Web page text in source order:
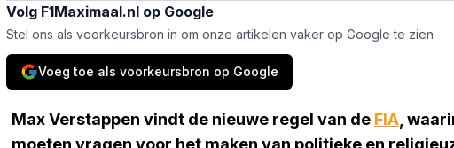
Volg F1Maximaal.nl op Google
Stel ons als voorkeursbron in om onze artikelen vaker op Google te zien
Voeg toe als voorkeursbron op Google
Max Verstappen vindt de nieuwe regel van de FIA ,
moeten vragen voor het maken van politieke en